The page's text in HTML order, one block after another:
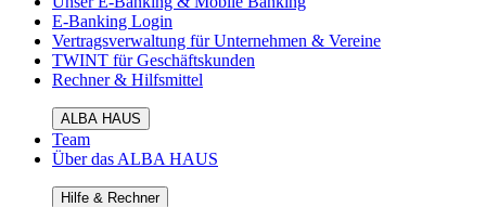
E-Banking Login
Vertragsverwaltung für Unternehmen & Vereine
TWINT für Geschäftskunden
Rechner & Hilfsmittel
ALBA HAUS
Team
Über das ALBA HAUS
Hilfe & Rechner